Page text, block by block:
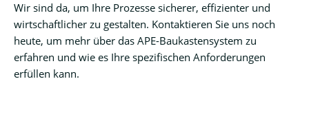
Wir sind da, um Ihre Prozesse sicherer, effizienter und
wirtschaftlicher zu gestalten. Kontaktieren Sie uns noch
heute, um mehr über das APE-Baukastensystem zu
erfahren und wie es Ihre spezifischen Anforderungen
erfüllen kann.